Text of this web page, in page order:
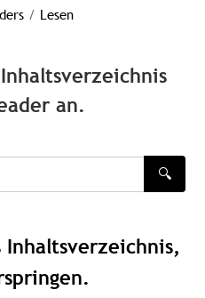
/ Lesen
an.
🔍
Inhaltsverzeichnis,